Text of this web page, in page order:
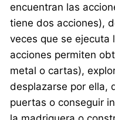
encuentran las
tiene dos acciones),
veces que se ejecuta
acciones permiten
metal o cartas),
desplazarse por ella,
puertas o conseguir